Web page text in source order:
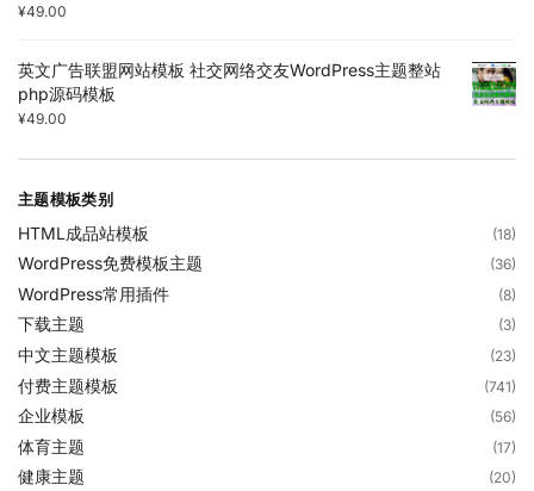
¥49.00
英文广告联盟网站模板 社交网络交友WordPress主题整站
php源码模板
¥49.00
主题模板类别
HTML成品站模板 (18)
WordPress免费模板主题 (36)
WordPress常用插件 (8)
下载主题 (3)
中文主题模板 (23)
付费主题模板 (741)
企业模板 (56)
体育主题 (17)
健康主题 (20)